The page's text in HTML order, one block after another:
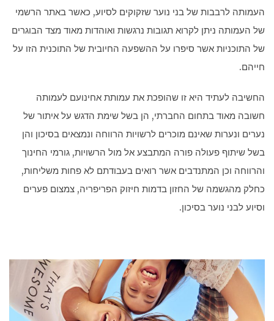
העמותה לרבבות של בני נוער שזקוקים לסיוע, כאשר באתר הרשמי
של העמותה ניתן לקרוא תגובות נרגשות ואוהדות מאוד מצד הבוגרים
של התוכניות אשר סיפרו על ההשפעה החיובית של התוכנית הזו על
חייהם.
החשיבה לעתיד היא זו שהופכת את עמותת אחינועם לעמותה
חשובה מאוד בתחום החברתי, הן בשל שימת הדגש על איתור של
נערים ונערות שאינם מוכרים לרשויות הרווחה ונמצאים בסיכון והן
בשל שיתוף פעולה פורה המתבצע אל מול הרשויות, גורמי החינוך
והרווחה וכן המתנדבים אשר רואים בעבודתם לא פחות משליחות,
כחלק מהגשמה של החזון בדמות חיזוק הפריפריה, צמצום פערים
וסיוע לבני נוער בסיכון.